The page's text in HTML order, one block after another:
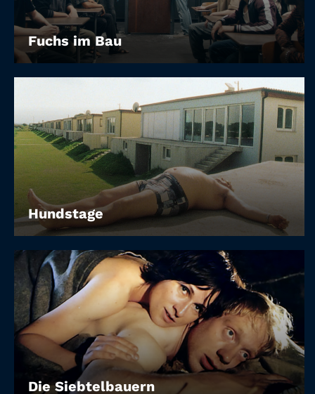
Fuchs im Bau
Hundstage
Die Siebtelbauern